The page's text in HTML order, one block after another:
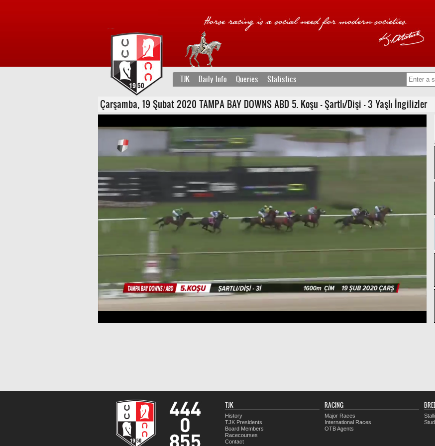
TJK Daily Info Queries Statistics
Çarşamba, 19 Şubat 2020 TAMPA BAY DOWNS ABD 5. Koşu - Şartlı/Dişi - 3 Yaşlı İngilizler
TJK
History
TJK Presidents
Board Members
Racecourses
Contact
RACING
Major Races
International Races
OTB Agents